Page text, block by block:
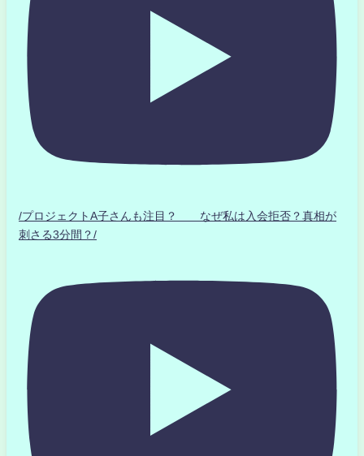
/プロジェクトA子さんも注目？ なぜ私は入会拒否？真相が
刺さる3分間？/